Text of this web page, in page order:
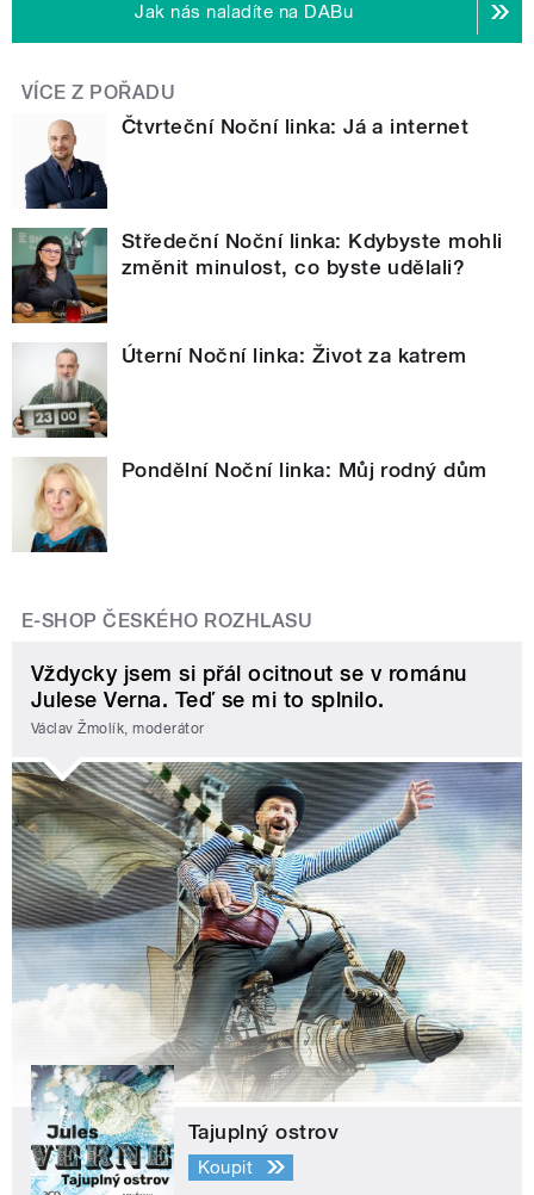
Jak nás naladíte na DABu
VÍCE Z POŘADU
Čtvrteční Noční linka: Já a internet
Středeční Noční linka: Kdybyste mohli
změnit minulost, co byste udělali?
Úterní Noční linka: Život za katrem
Pondělní Noční linka: Můj rodný dům
E-SHOP ČESKÉHO ROZHLASU
Vždycky jsem si přál ocitnout se v románu
Julese Verna. Teď se mi to splnilo.
Václav Žmolík, moderátor
Tajuplný ostrov
Koupit